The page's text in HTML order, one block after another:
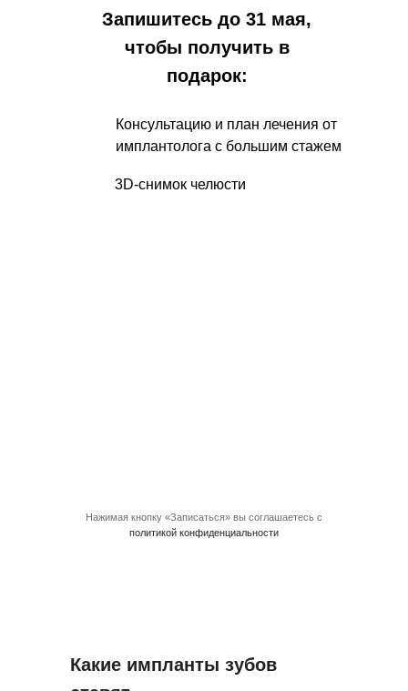
Запишитесь до 31 мая,
чтобы получить в
подарок:
Консультацию и план лечения от
имплантолога с большим стажем
3D-снимок челюсти
Нажимая кнопку «Записаться» вы соглашаетесь с
политикой конфиденциальности
Какие импланты зубов